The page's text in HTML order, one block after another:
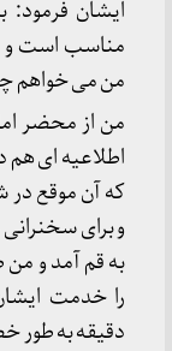
ایشان فرمود:
مناسب است و
من می خواهم
من از محضر
اطلاعیه ای
که آن موقع
و برای
به قم آمد و
را خدمت
دقیقه به طور